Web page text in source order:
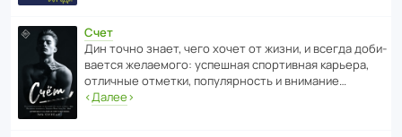
Счет
Дин точно знает, чего хочет от жизни, и всегда доби­
ва­ется жела­е­мого: успе­шная спор­ти­вная карьера,
отли­чные отметки, попу­ля­р­ность и внимание…
‹Далее›